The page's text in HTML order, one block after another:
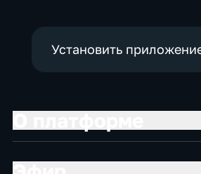
Установить